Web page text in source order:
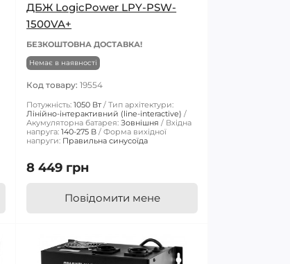
ДБЖ LogicPower LPY-PSW-
1500VA+
БЕЗКОШТОВНА ДОСТАВКА!
Немає в наявності
Код товару:19554
Потужність: 1050 Вт
Тип архітектури:
Лінійно-інтерактивний (line-interactive)
Акумуляторна батарея: Зовнішня
Вхідна
напруга: 140-275 В
Форма вихідної
напруги: Правильна синусоїда
8 449 грн
Повідомити мене